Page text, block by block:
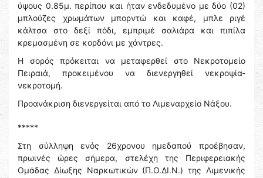
ύψους 0.85μ. περίπου και ήταν ενδεδυμένο με δύο (02)
μπλούζες χρωμάτων μπορντώ και καφέ, μπλε ριγέ
κάλτσα στο δεξί πόδι, εμπριμέ σαλιάρα και πιπίλα
κρεμασμένη σε κορδόνι με χάντρες.
Η σορός πρόκειται να μεταφερθεί στο Νεκροτομείο
Πειραιά, προκειμένου να διενεργηθεί νεκροψία-
νεκροτομή.
Προανάκριση διενεργείται από το Λιμεναρχείο Νάξου.
*****
Στη σύλληψη ενός 26χρονου ημεδαπού προέβησαν,
πρωινές ώρες σήμερα, στελέχη της Περιφερειακής
Ομάδας Δίωξης Ναρκωτικών (Π.Ο.ΔΙ.Ν.) της Λιμενικής